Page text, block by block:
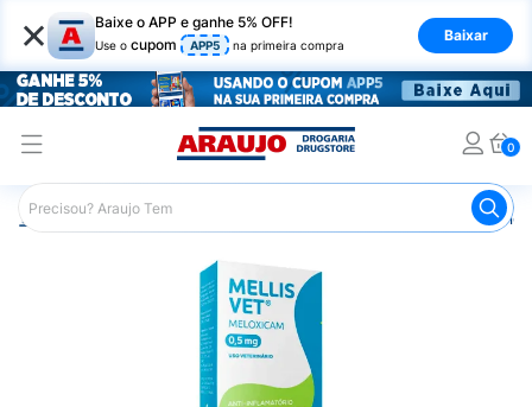
× Baixe o APP e ganhe 5% OFF!
Use o cupom APP5 na primeira compra
Baixar
0
Araujo Pet Shop Anti-Inflamatório Canino